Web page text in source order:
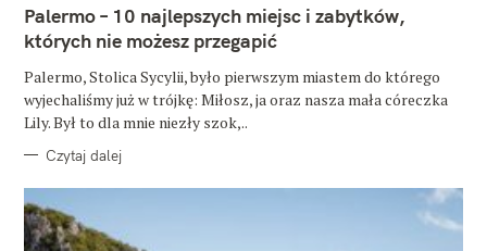
G
R
Palermo – 10 najlepszych miejsc i zabytków,
których nie możesz przegapić
Palermo, Stolica Sycylii, było pierwszym miastem do którego
wyjechaliśmy już w trójkę: Miłosz, ja oraz nasza mała córeczka
Lily. Był to dla mnie niezły szok,..
Czytaj dalej